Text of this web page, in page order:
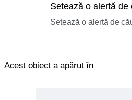
Setează o alertă de
Setează o alertă de
Acest obiect a apărut în